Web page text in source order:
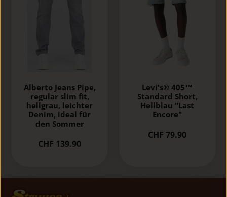
Alberto Jeans Pipe,
regular slim fit,
hellgrau, leichter
Denim, ideal für
den Sommer
CHF 139.90
Levi's® 405™
Standard Short,
Hellblau "Last
Encore"
CHF 79.90